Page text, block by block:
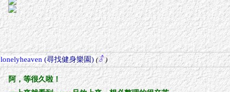
lonelyheaven(尋找健身樂園) ( )
阿，等很久啦！